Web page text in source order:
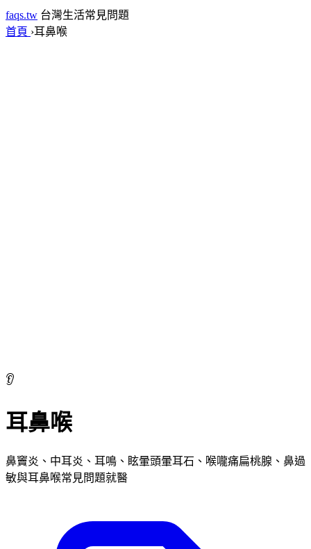
faqs.tw 台灣生活常見問題
首頁 ›耳鼻喉
👂
耳鼻喉
鼻竇炎、中耳炎、耳鳴、眩暈頭暈耳石、喉嚨痛扁桃腺、鼻過
敏與耳鼻喉常見問題就醫